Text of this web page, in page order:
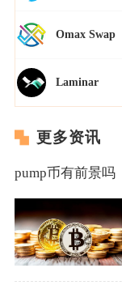
Omax Swap
Laminar
更多资讯
pump币有前景吗